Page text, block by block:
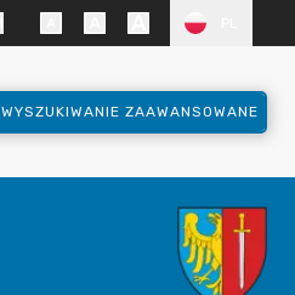
WYSZUKIWANIE ZAAWANSOWANE